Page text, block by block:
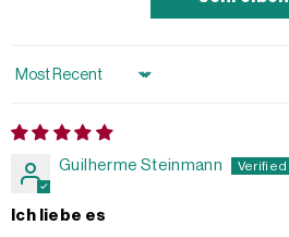
Sort by
Guilherme Steinmann
Ich liebe es